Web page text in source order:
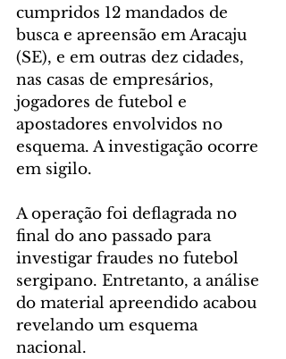
cumpridos 12 mandados de
busca e apreensão em Aracaju
(SE), e em outras dez cidades,
nas casas de empresários,
jogadores de futebol e
apostadores envolvidos no
esquema. A investigação ocorre
em sigilo.
A operação foi deflagrada no
final do ano passado para
investigar fraudes no futebol
sergipano. Entretanto, a análise
do material apreendido acabou
revelando um esquema
nacional.